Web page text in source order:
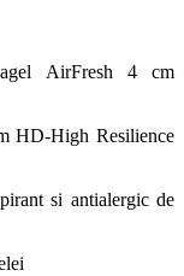
AirFresh 4 cm
HD-High Resilience
si antialergic de